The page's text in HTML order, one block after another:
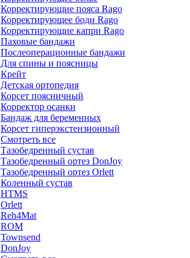
Корректирующие пояса Rago
Корректирующее боди Rago
Корректирующие капри Rago
Паховые бандажи
Послеоперационные бандажи
Для спины и поясницы
Крейт
Детская ортопедия
Корсет поясничный
Корректор осанки
Бандаж для беременных
Корсет гиперэкстензионный
Смотреть все
Тазобедренный сустав
Тазобедренный ортез DonJoy
Тазобедренный ортез Orlett
Коленный сустав
HTMS
Orlett
Reh4Mat
ROM
Townsend
DonJoy